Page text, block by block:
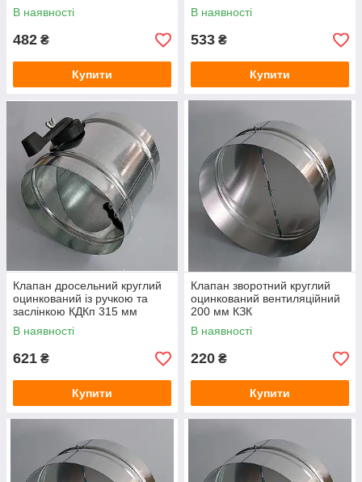
В наявності
482 ₴
Купити
В наявності
533 ₴
Купити
Клапан дросельний круглий
оцинкований із ручкою та
заслінкою КДКп 315 мм
В наявності
621 ₴
Купити
Клапан зворотний круглий
оцинкований вентиляційний
200 мм КЗК
В наявності
220 ₴
Купити